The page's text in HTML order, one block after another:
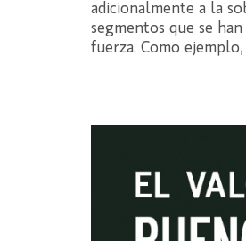
adicionalmente a la
segmentos que se
fuerza. Como ejemplo,